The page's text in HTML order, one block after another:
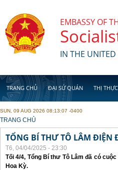
EMBASSY OF
IN THE UNITED
TRANG CHỦ ĐẠI SỨ QUÁN THỊ THỰC
SUN, 09 AUG 2026 08:13:07 -0400
YOU ARE HERE
TRANG CHỦ
TỔNG BÍ THƯ TÔ LÂM ĐIỆN
T6, 04/04/2025 - 23:30
Tối 4/4, Tổng Bí thư Tô Lâm đã có
Hoa Kỳ.